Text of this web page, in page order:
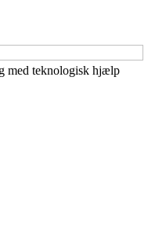
med teknologisk hjælp